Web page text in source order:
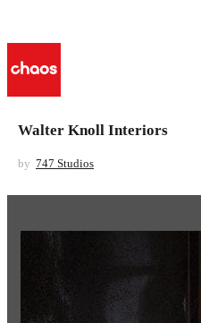
Walter Knoll Interiors
by 747 Studios